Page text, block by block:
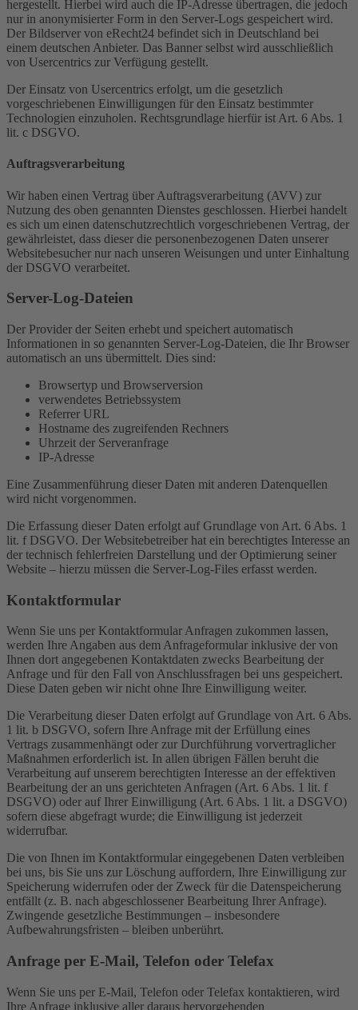
hergestellt. Hierbei wird auch die IP-Adresse übertragen, die jedoch
nur in anonymisierter Form in den Server-Logs gespeichert wird.
Der Bildserver von eRecht24 befindet sich in Deutschland bei
einem deutschen Anbieter. Das Banner selbst wird ausschließlich
von Usercentrics zur Verfügung gestellt.
Der Einsatz von Usercentrics erfolgt, um die gesetzlich
vorgeschriebenen Einwilligungen für den Einsatz bestimmter
Technologien einzuholen. Rechtsgrundlage hierfür ist Art. 6 Abs. 1
lit. c DSGVO.
Auftragsverarbeitung
Wir haben einen Vertrag über Auftragsverarbeitung (AVV) zur
Nutzung des oben genannten Dienstes geschlossen. Hierbei handelt
es sich um einen datenschutzrechtlich vorgeschriebenen Vertrag, der
gewährleistet, dass dieser die personenbezogenen Daten unserer
Websitebesucher nur nach unseren Weisungen und unter Einhaltung
der DSGVO verarbeitet.
Server-Log-Dateien
Der Provider der Seiten erhebt und speichert automatisch
Informationen in so genannten Server-Log-Dateien, die Ihr Browser
automatisch an uns übermittelt. Dies sind:
Browsertyp und Browserversion
verwendetes Betriebssystem
Referrer URL
Hostname des zugreifenden Rechners
Uhrzeit der Serveranfrage
IP-Adresse
Eine Zusammenführung dieser Daten mit anderen Datenquellen
wird nicht vorgenommen.
Die Erfassung dieser Daten erfolgt auf Grundlage von Art. 6 Abs. 1
lit. f DSGVO. Der Websitebetreiber hat ein berechtigtes Interesse an
der technisch fehlerfreien Darstellung und der Optimierung seiner
Website – hierzu müssen die Server-Log-Files erfasst werden.
Kontaktformular
Wenn Sie uns per Kontaktformular Anfragen zukommen lassen,
werden Ihre Angaben aus dem Anfrageformular inklusive der von
Ihnen dort angegebenen Kontaktdaten zwecks Bearbeitung der
Anfrage und für den Fall von Anschlussfragen bei uns gespeichert.
Diese Daten geben wir nicht ohne Ihre Einwilligung weiter.
Die Verarbeitung dieser Daten erfolgt auf Grundlage von Art. 6 Abs.
1 lit. b DSGVO, sofern Ihre Anfrage mit der Erfüllung eines
Vertrags zusammenhängt oder zur Durchführung vorvertraglicher
Maßnahmen erforderlich ist. In allen übrigen Fällen beruht die
Verarbeitung auf unserem berechtigten Interesse an der effektiven
Bearbeitung der an uns gerichteten Anfragen (Art. 6 Abs. 1 lit. f
DSGVO) oder auf Ihrer Einwilligung (Art. 6 Abs. 1 lit. a DSGVO)
sofern diese abgefragt wurde; die Einwilligung ist jederzeit
widerrufbar.
Die von Ihnen im Kontaktformular eingegebenen Daten verbleiben
bei uns, bis Sie uns zur Löschung auffordern, Ihre Einwilligung zur
Speicherung widerrufen oder der Zweck für die Datenspeicherung
entfällt (z. B. nach abgeschlossener Bearbeitung Ihrer Anfrage).
Zwingende gesetzliche Bestimmungen – insbesondere
Aufbewahrungsfristen – bleiben unberührt.
Anfrage per E-Mail, Telefon oder Telefax
Wenn Sie uns per E-Mail, Telefon oder Telefax kontaktieren, wird
Ihre Anfrage inklusive aller daraus hervorgehenden